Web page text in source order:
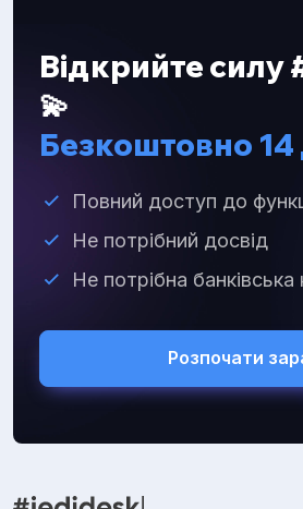
Відкрийте силу
💫
Безкоштовно 14
Повний доступ до
Не потрібний досвід
Не потрібна банківська
Розпочати